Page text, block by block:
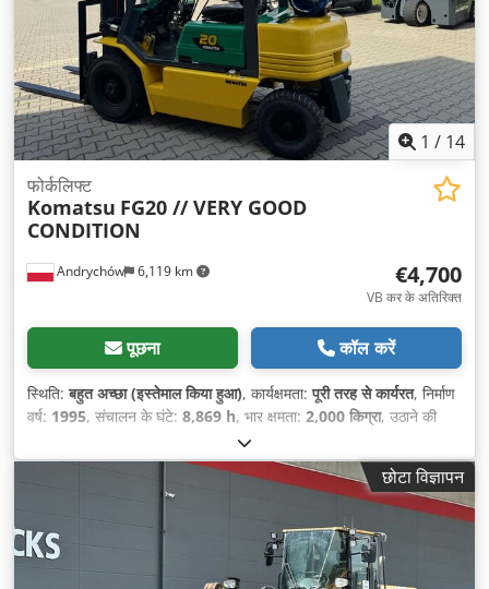
1 / 14
Andrychów 6,119 km
फोर्कलिफ्ट
Komatsu FG20 // VERY GOOD
CONDITION
€4,700
VB कर के अतिरिक्त
पूछना कॉल करें
स्थिति:बहुत अच्छा (इस्तेमाल किया हुआ), कार्यक्षमता:पूरी तरह से कार्यरत, निर्माण
वर्ष: 1995, संचालन के घंटे: 8,869 h, भार क्षमता: 2,000 किग्रा, उठाने की
600 मिमी
डुप्लेक्स, निर्माण ऊँचाई:2,750 मिमी, गियरिंग प्रकार:यांत्रिक, फोर्क की लंबाई:
80 प्रतिशत, फ्रंट टायर का प्रकार:
, खाली वजन:3,800
किग्रा
2,750 मिमी , कुल लंबाई:2,600 मिमी, कुल चौड़ाई:
मिमी, अधिकतम भार वजन: , ईंधन:तरलीकृत पेट्रोलियम गैस
, उपकरण: पैलेट कांटे, साइडशिफ्ट
छोटा विज्ञापन